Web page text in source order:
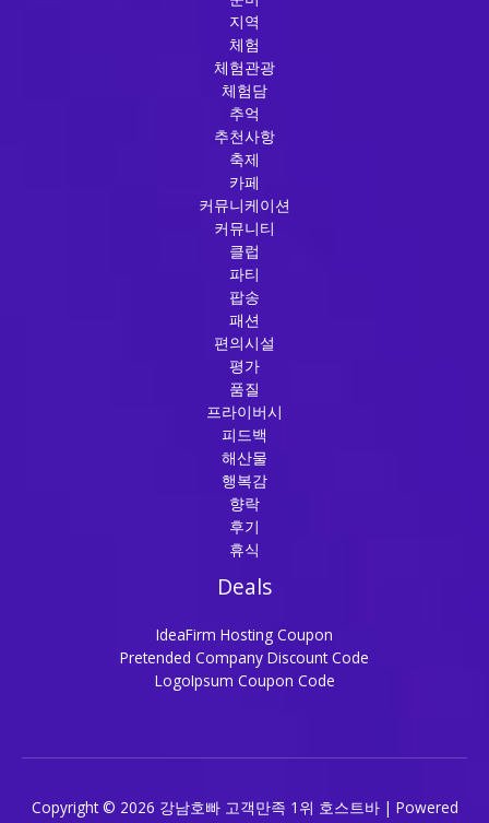
지역
체험
체험관광
체험담
추억
추천사항
축제
카페
커뮤니케이션
커뮤니티
클럽
파티
팝송
패션
편의시설
평가
품질
프라이버시
피드백
해산물
행복감
향락
후기
휴식
Deals
IdeaFirm Hosting Coupon
Pretended Company Discount Code
LogoIpsum Coupon Code
Copyright © 2026 강남호빠 고객만족 1위 호스트바 | Powered